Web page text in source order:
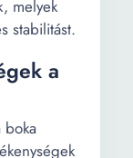
melyek
stabilitást.
a
boka